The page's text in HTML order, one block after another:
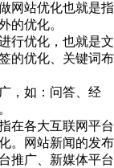
网站优化也就是指
的优化。
行优化，也就是文
的优化、关键词布
，如：问答、经
在各大互联网平台
。网站新闻的发布
推广、新媒体平台